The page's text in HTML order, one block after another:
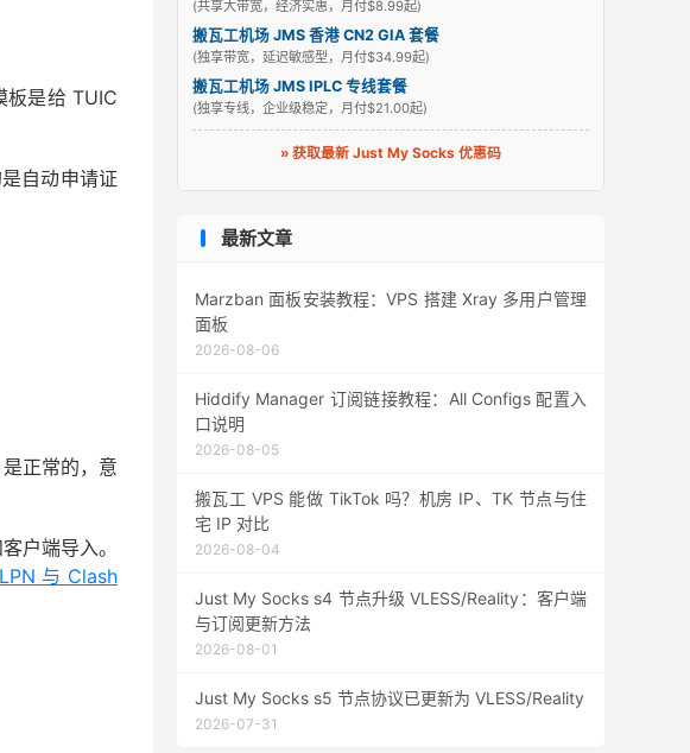
板是给 TUIC
自动申请证
是正常的，意
户端导入。
与 Clash
(共享大带宽，经济实惠，月付$8.99起)
搬瓦工机场 JMS 香港 CN2 GIA 套餐
(独享带宽，延迟敏感型，月付$34.99起)
搬瓦工机场 JMS IPLC 专线套餐
(独享专线，企业级稳定，月付$21.00起)
» 获取最新 Just My Socks 优惠码
最新文章
Marzban 面板安装教程：VPS 搭建 Xray 多用户管理
面板
2026-08-06
Hiddify Manager 订阅链接教程：All Configs 配置入
口说明
2026-08-05
搬瓦工 VPS 能做 TikTok 吗？机房 IP、TK 节点与住
宅 IP 对比
2026-08-04
Just My Socks s4 节点升级 VLESS/Reality：客户端
与订阅更新方法
2026-08-01
Just My Socks s5 节点协议已更新为 VLESS/Reality
2026-07-31